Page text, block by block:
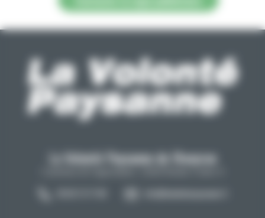
La Volonté Paysanne de l'Aveyron